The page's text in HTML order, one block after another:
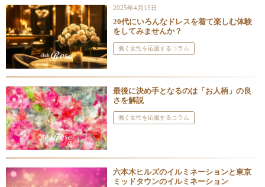
2025年4月15日
20代にいろんなドレスを着て楽しむ体験
をしてみませんか？
働く女性を応援するコラム
最後に決め手となるのは「お人柄」の良
さを解説
働く女性を応援するコラム
六本木ヒルズのイルミネーションと東京
ミッドタウンのイルミネーション